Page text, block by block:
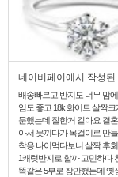
네이버페이에서 작성된 후기입니다.
니다 반짝
13호로 주
지10호 작
데일리로
되어서 랩
으로 다시
도 나고
말해머해 ㅈ